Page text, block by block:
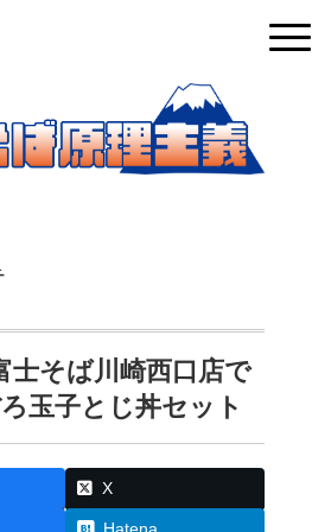
士そば川崎西口店で
玉子とじ丼セット
X